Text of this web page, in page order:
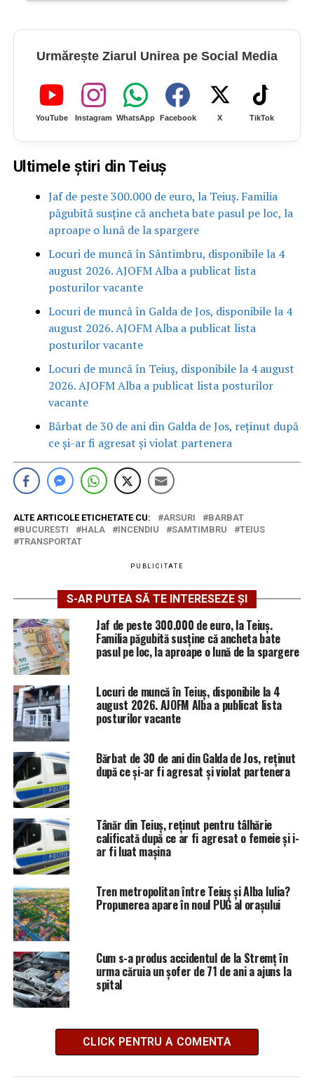
Urmărește Ziarul Unirea pe Social Media
YouTube Instagram WhatsApp Facebook X TikTok
Ultimele știri din Teiuș
Jaf de peste 300.000 de euro, la Teiuș. Familia
păgubită susține că ancheta bate pasul pe loc, la
aproape o lună de la spargere
Locuri de muncă în Sântimbru, disponibile la 4
august 2026. AJOFM Alba a publicat lista
posturilor vacante
Locuri de muncă în Galda de Jos, disponibile la 4
august 2026. AJOFM Alba a publicat lista
posturilor vacante
Locuri de muncă în Teiuș, disponibile la 4 august
2026. AJOFM Alba a publicat lista posturilor
vacante
Bărbat de 30 de ani din Galda de Jos, reținut după
ce și-ar fi agresat și violat partenera
ALTE ARTICOLE ETICHETATE CU: ARSURI
BARBAT
BUCURESTI
HALA INCENDIU SAMTIMBRU
TEIUS
TRANSPORTAT
PUBLICITATE
S-AR PUTEA SĂ TE INTERESEZE ȘI
Jaf de peste 300.000 de euro, la Teiuș.
Familia păgubită susține că ancheta bate
pasul pe loc, la aproape o lună de la spargere
Locuri de muncă în Teiuș, disponibile la 4
august 2026. AJOFM Alba a publicat lista
posturilor vacante
Bărbat de 30 de ani din Galda de Jos, reținut
după ce și-ar fi agresat și violat partenera
Tânăr din Teiuș, reținut pentru tâlhărie
calificată după ce ar fi agresat o femeie și i-
ar fi luat mașina
Tren metropolitan între Teiuș și Alba Iulia?
Propunerea apare în noul PUG al orașului
Cum s-a produs accidentul de la Stremț în
urma căruia un șofer de 71 de ani a ajuns la
spital
CLICK PENTRU A COMENTA